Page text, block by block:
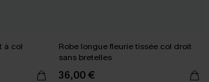
à col
Robe longue fleurie tissée col droit
sans bretelles
36,00 €